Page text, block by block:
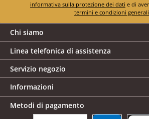
informativa sulla protezione dei dati
termini e condizioni generali
Chi siamo
Linea telefonica di assistenza
Servizio negozio
Informazioni
Metodi di pagamento